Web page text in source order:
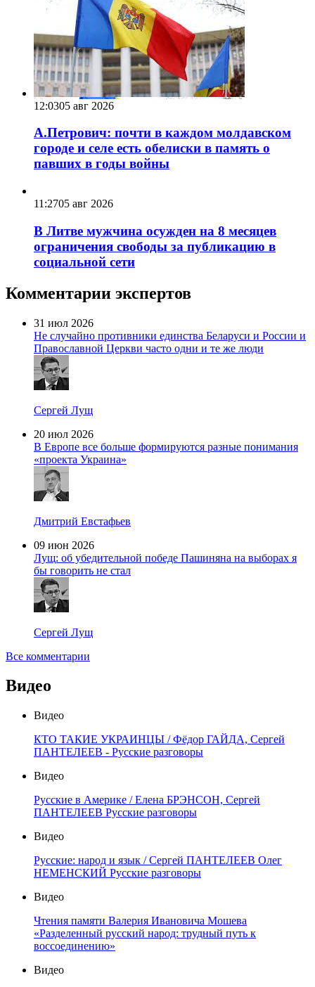
12:0305 авг 2026
А.Петрович: почти в каждом молдавском
городе и селе есть обелиски в память о
павших в годы войны
11:2705 авг 2026
В Литве мужчина осужден на 8 месяцев
ограничения свободы за публикацию в
социальной сети
Комментарии экспертов
31 июл 2026
Не случайно противники единства Беларуси и России и
Православной Церкви часто одни и те же люди
Сергей Лущ
20 июл 2026
В Европе все больше формируются разные понимания
«проекта Украина»
Дмитрий Евстафьев
09 июн 2026
Лущ: об убедительной победе Пашиняна на выборах я
бы говорить не стал
Сергей Лущ
Все комментарии
Видео
Видео
КТО ТАКИЕ УКРАИНЦЫ / Фёдор ГАЙДА, Сергей
ПАНТЕЛЕЕВ - Русские разговоры
Видео
Русские в Америке / Елена БРЭНСОН, Сергей
ПАНТЕЛЕЕВ Русские разговоры
Видео
Русские: народ и язык / Сергей ПАНТЕЛЕЕВ Олег
НЕМЕНСКИЙ Русские разговоры
Видео
Чтения памяти Валерия Ивановича Мошева
«Разделенный русский народ: трудный путь к
воссоединению»
Видео